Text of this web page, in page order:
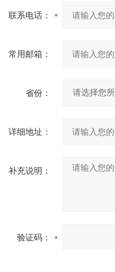
联系电话：
常用邮箱：
省份：
详细地址：
补充说明：
验证码：